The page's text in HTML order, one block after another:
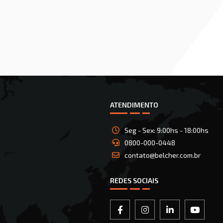
ATENDIMENTO
Seg - Sex: 9:00hs - 18:00hs
0800-000-0448
contato@belcher.com.br
REDES SOCIAIS